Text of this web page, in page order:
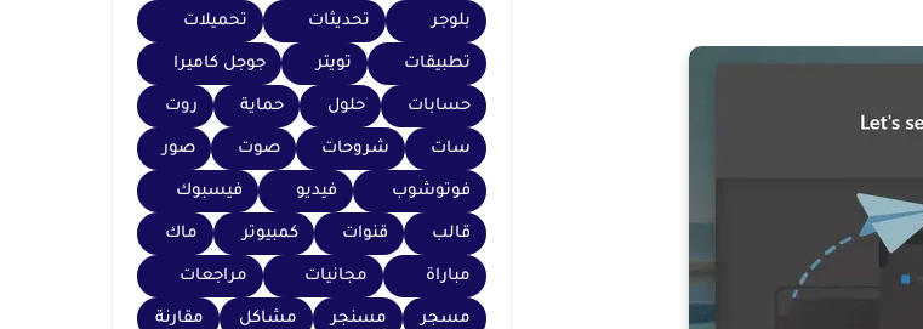
بلوجر تحديثات تحميلات
تطبيقات تويتر جوجل كاميرا
حسابات حلول حماية روت
سات شروحات صوت صور
فوتوشوب فيديو فيسبوك
قالب قنوات كمبيوتر ماك
مباراة مجانيات مراجعات
مسجر مسنجر مشاكل مقارنة